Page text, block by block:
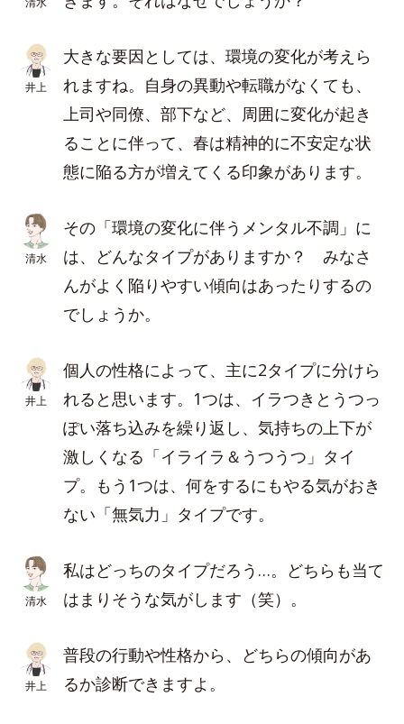
井上
大きな要因としては、環境の変化が考えら
れますね。自身の異動や転職がなくても、
上司や同僚、部下など、周囲に変化が起き
ることに伴って、春は精神的に不安定な状
態に陥る方が増えてくる印象があります。
清水
その「環境の変化に伴うメンタル不調」に
は、どんなタイプがありますか？ みなさ
んがよく陥りやすい傾向はあったりするの
でしょうか。
井上
個人の性格によって、主に2タイプに分けら
れると思います。1つは、イラつきとうつっ
ぽい落ち込みを繰り返し、気持ちの上下が
激しくなる「イライラ＆うつうつ」タイ
プ。もう1つは、何をするにもやる気がおき
ない「無気力」タイプです。
清水
私はどっちのタイプだろう…。どちらも当て
はまりそうな気がします（笑）。
井上
普段の行動や性格から、どちらの傾向があ
るか診断できますよ。